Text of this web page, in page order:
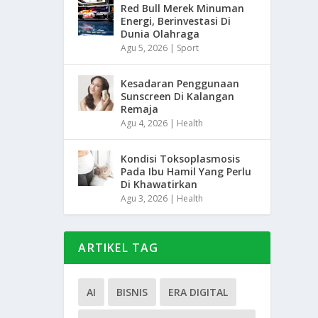
Red Bull Merek Minuman
Energi, Berinvestasi Di
Dunia Olahraga
Agu 5, 2026 | Sport
Kesadaran Penggunaan
Sunscreen Di Kalangan
Remaja
Agu 4, 2026 | Health
Kondisi Toksoplasmosis
Pada Ibu Hamil Yang Perlu
Di Khawatirkan
Agu 3, 2026 | Health
ARTIKEL TAG
AI BISNIS ERA DIGITAL